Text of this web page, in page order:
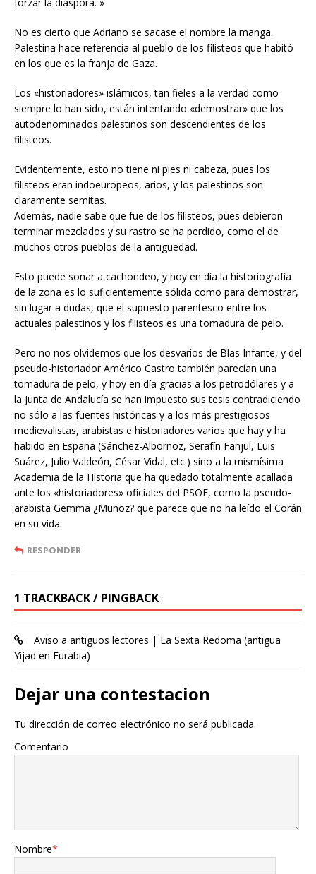
No es cierto que Adriano se sacase el nombre la manga.
Palestina hace referencia al pueblo de los filisteos que habitó
en los que es la franja de Gaza.
Los «historiadores» islámicos, tan fieles a la verdad como
siempre lo han sido, están intentando «demostrar» que los
autodenominados palestinos son descendientes de los
filisteos.
Evidentemente, esto no tiene ni pies ni cabeza, pues los
filisteos eran indoeuropeos, arios, y los palestinos son
claramente semitas.
Además, nadie sabe que fue de los filisteos, pues debieron
terminar mezclados y su rastro se ha perdido, como el de
muchos otros pueblos de la antigüedad.
Esto puede sonar a cachondeo, y hoy en día la historiografía
de la zona es lo suficientemente sólida como para demostrar,
sin lugar a dudas, que el supuesto parentesco entre los
actuales palestinos y los filisteos es una tomadura de pelo.
Pero no nos olvidemos que los desvaríos de Blas Infante, y del
pseudo-historiador Américo Castro también parecían una
tomadura de pelo, y hoy en día gracias a los petrodólares y a
la Junta de Andalucía se han impuesto sus tesis contradiciendo
no sólo a las fuentes históricas y a los más prestigiosos
medievalistas, arabistas e historiadores varios que hay y ha
habido en España (Sánchez-Albornoz, Serafín Fanjul, Luis
Suárez, Julio Valdeón, César Vidal, etc.) sino a la mismísima
Academia de la Historia que ha quedado totalmente acallada
ante los «historiadores» oficiales del PSOE, como la pseudo-
arabista Gemma ¿Muñoz? que parece que no ha leído el Corán
en su vida.
RESPONDER
1 TRACKBACK / PINGBACK
Aviso a antiguos lectores | La Sexta Redoma (antigua
Yijad en Eurabia)
Dejar una contestacion
Tu dirección de correo electrónico no será publicada.
Comentario
Nombre*